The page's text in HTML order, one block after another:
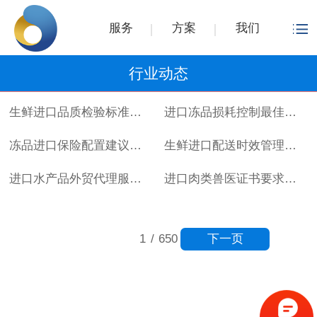
服务 方案 我们
行业动态
生鲜进口品质检验标准详解 进口冻品损耗控制最佳实践
冻品进口保险配置建议指南 生鲜进口配送时效管理方案
进口水产品外贸代理服务流程 进口肉类兽医证书要求详解
1 / 650 下一页